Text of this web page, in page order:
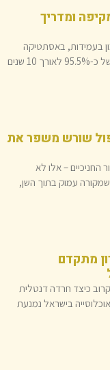
ומדריך
בעמידות, באסתטיקה
ובתהליך ההכנה. ציפוי חרסינה מציג שיעור הישרדות של כ-95.5% לאורך 10 שנים
שורש משפר את
החניכיים – אלו לא
עמוק בתוך השן,
מתקדם
כיצד חרדה דנטלית
חייהם של מיליוני ישראלים. עד 14% מהאוכלוסייה בישראל נמנעת